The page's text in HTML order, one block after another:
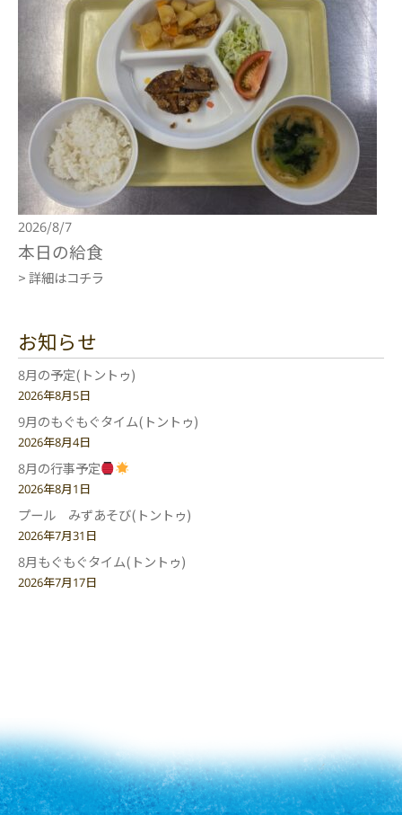
2026/8/7
本日の給食
> 詳細はコチラ
お知らせ
8月の予定(トントゥ)
2026年8月5日
9月のもぐもぐタイム(トントゥ)
2026年8月4日
8月の行事予定
2026年8月1日
プール みずあそび(トントゥ)
2026年7月31日
8月もぐもぐタイム(トントゥ)
2026年7月17日